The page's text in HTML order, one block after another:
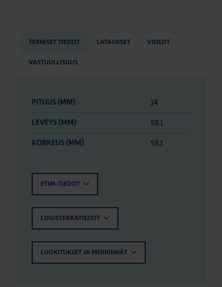
TEKNISET TIEDOT LATAUKSET VIDEOT
VASTUULLISUUS
PITUUS (MM) 14
LEVEYS (MM) 58.1
KORKEUS (MM) 58.1
ETIM-TIEDOT
LOGISTIIKKATIEDOT
LUOKITUKSET JA MERKINNÄT